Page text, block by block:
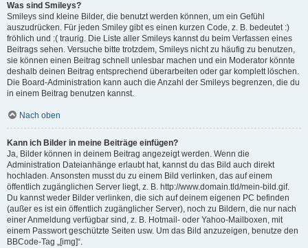
Was sind Smileys?
Smileys sind kleine Bilder, die benutzt werden können, um ein Gefühl
auszudrücken. Für jeden Smiley gibt es einen kurzen Code, z. B. bedeutet :)
fröhlich und :( traurig. Die Liste aller Smileys kannst du beim Verfassen eines
Beitrags sehen. Versuche bitte trotzdem, Smileys nicht zu häufig zu benutzen,
sie können einen Beitrag schnell unlesbar machen und ein Moderator könnte
deshalb deinen Beitrag entsprechend überarbeiten oder gar komplett löschen.
Die Board-Administration kann auch die Anzahl der Smileys begrenzen, die du
in einem Beitrag benutzen kannst.
Nach oben
Kann ich Bilder in meine Beiträge einfügen?
Ja, Bilder können in deinem Beitrag angezeigt werden. Wenn die
Administration Dateianhänge erlaubt hat, kannst du das Bild auch direkt
hochladen. Ansonsten musst du zu einem Bild verlinken, das auf einem
öffentlich zugänglichen Server liegt, z. B. http://www.domain.tld/mein-bild.gif.
Du kannst weder Bilder verlinken, die sich auf deinem eigenen PC befinden
(außer es ist ein öffentlich zugänglicher Server), noch zu Bildern, die nur nach
einer Anmeldung verfügbar sind, z. B. Hotmail- oder Yahoo-Mailboxen, mit
einem Passwort geschützte Seiten usw. Um das Bild anzuzeigen, benutze den
BBCode-Tag „[img]“.